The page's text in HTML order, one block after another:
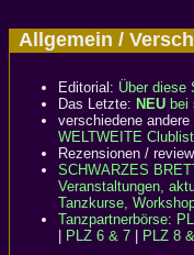
Allgemein /
Editorial: Über diese
Das Letzte: NEU bei
verschiedene andere
WELTWEITE
Rezensionen /
SCHWARZES
Veranstaltungen,
Tanzkurse,
Tanzpartnerbörse:
PLZ 6 & 7 PLZ 8